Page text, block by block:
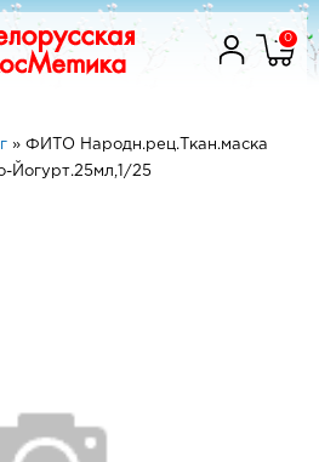
0
» ФИТО Народн.рец.Ткан.маска
Йогурт.25мл,1/25